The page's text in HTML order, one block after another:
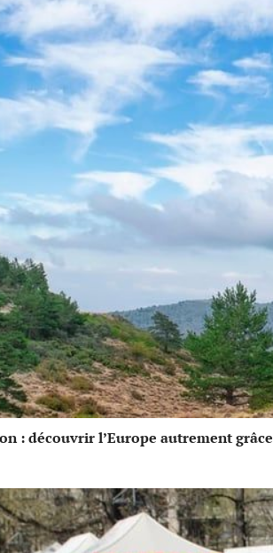
: découvrir l’Europe autrement